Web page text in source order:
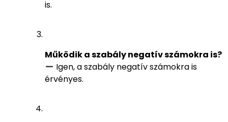
is.
Működik a szabály negatív számokra is?
Igen, a szabály negatív számokra is
érvényes.